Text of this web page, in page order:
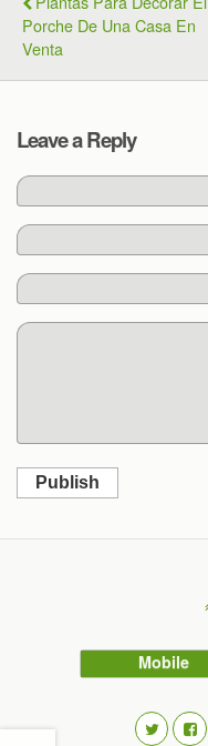
Porche De Una Casa En
Venta
Leave a Reply
Publish
Mobile